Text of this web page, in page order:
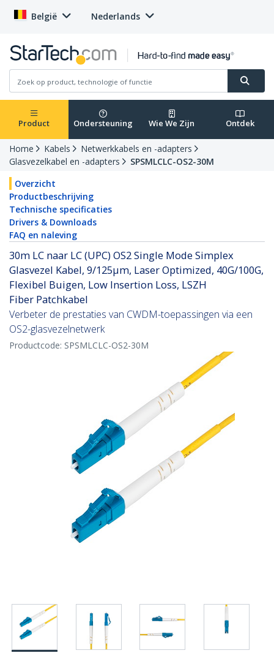
België Nederlands
Product Ondersteuning Wie We Zijn Ontdek
Home Kabels
Netwerkkabels en -adapters
Glasvezelkabel en -adapters
SPSMLCLC-OS2-30M
Overzicht
Productbeschrijving
Technische specificaties
Drivers & Downloads
FAQ en naleving
30m LC naar LC (UPC) OS2 Single Mode Simplex
Glasvezel Kabel, 9/125µm, Laser Optimized, 40G/100G,
Flexibel Buigen, Low Insertion Loss, LSZH
Fiber Patchkabel
Verbeter de prestaties van CWDM-toepassingen via een
OS2-glasvezelnetwerk
Productcode: SPSMLCLC-OS2-30M